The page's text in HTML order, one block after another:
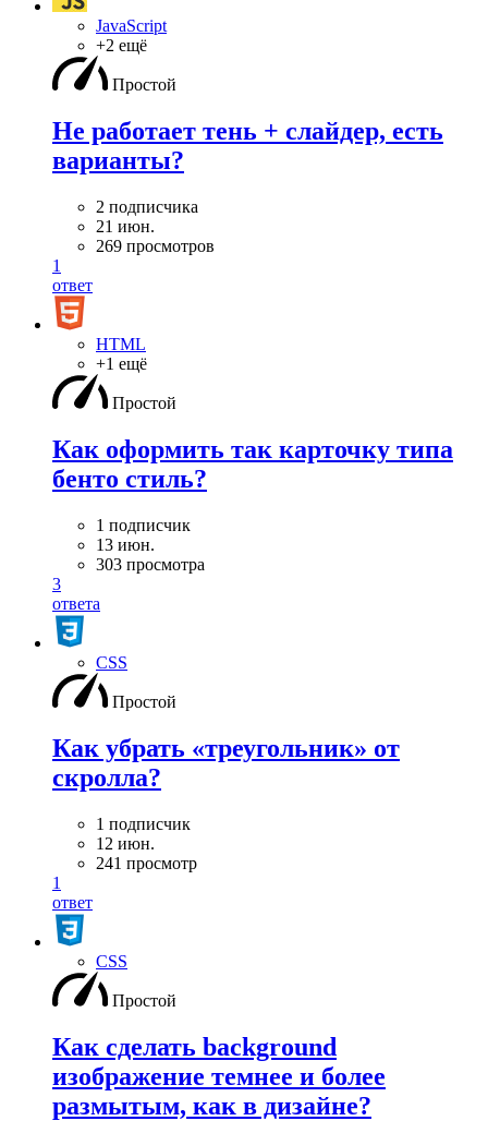
JavaScript
+2 ещё
Простой
Не работает тень + слайдер, есть
варианты?
2 подписчика
21 июн.
269 просмотров
1
ответ
HTML
+1 ещё
Простой
Как оформить так карточку типа
бенто стиль?
1 подписчик
13 июн.
303 просмотра
3
ответа
CSS
Простой
Как убрать «треугольник» от
скролла?
1 подписчик
12 июн.
241 просмотр
1
ответ
CSS
Простой
Как сделать background
изображение темнее и более
размытым, как в дизайне?